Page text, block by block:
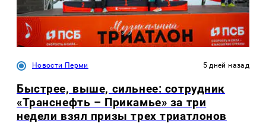
Новости Перми 5 дней назад
Быстрее, выше, сильнее: сотрудник
«Транснефть – Прикамье» за три
недели взял призы трех триатлонов